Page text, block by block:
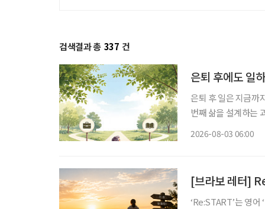
검색결과 총 337 건
은퇴 후에도 일
은퇴 후 일은 지금까
번째 삶을 설계하는 과정이다. 은퇴를 앞뒀거나 회사를 나온 뒤
2026-08-03 06:00
[브라보 레터]
‘Re:START’는 영